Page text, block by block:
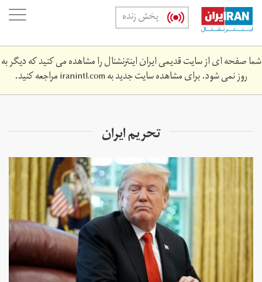
Skip
main
content
پخش زنده
شما صفحه ای از سایت قدیمی ایران اینترنشنال را مشاهده می کنید که دیگر به
روز نمی شود. برای مشاهده سایت جدید بهiranintl.comمراجعه کنید.
تحریم‌ ایران